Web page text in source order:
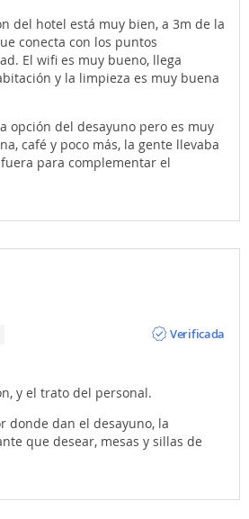
del hotel está muy bien, a 3m de la
conecta con los puntos
El wifi es muy bueno, llega
y la limpieza es muy buena
opción del desayuno pero es muy
café y poco más, la gente llevaba
para complementar el
Verificada
y el trato del personal.
donde dan el desayuno, la
que desear, mesas y sillas de